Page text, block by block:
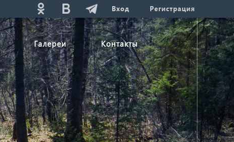
Вход Регистрация
Галереи Контакты